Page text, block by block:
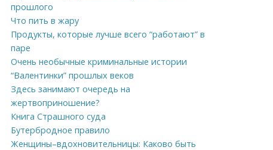
прошлого
Что пить в жару
Продукты, которые лучше всего “работают” в
паре
Очень необычные криминальные истории
“Валентинки” прошлых веков
Здесь занимают очередь на
жертвоприношение?
Книга Страшного суда
Бутербродное правило
Женщины–вдохновительницы: Каково быть